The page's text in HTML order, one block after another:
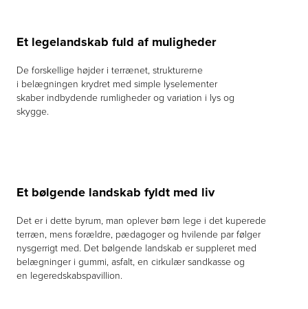
Et legelandskab fuld af muligheder
De forskellige højder i terrænet, strukturerne
i belægningen krydret med simple lyselementer
skaber indbydende rumligheder og variation i lys og
skygge.
Et bølgende landskab fyldt med liv
Det er i dette byrum, man oplever børn lege i det kuperede
terræn, mens forældre, pædagoger og hvilende par følger
nysgerrigt med. Det bølgende landskab er suppleret med
belægninger i gummi, asfalt, en cirkulær sandkasse og
en legeredskabspavillion.